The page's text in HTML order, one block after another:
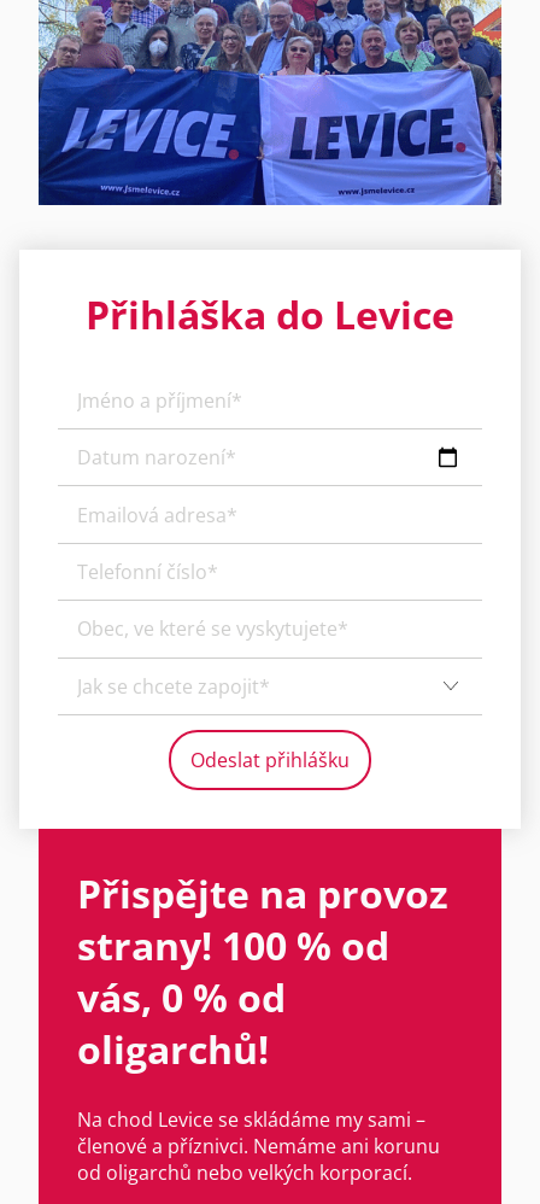
Přihláška do Levice
Přispějte na provoz
strany! 100 % od
vás, 0 % od
oligarchů!
Na chod Levice se skládáme my sami –
členové a příznivci. Nemáme ani korunu
od oligarchů nebo velkých korporací.